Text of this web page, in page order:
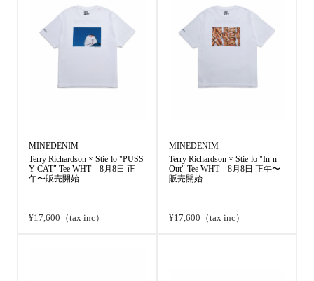
MINEDENIM
Terry Richardson × Stie-lo "PUSS
Y CAT" Tee WHT 8月8日 正
午〜販売開始
¥17,600（tax inc）
MINEDENIM
Terry Richardson × Stie-lo "In-n-
Out" Tee WHT 8月8日 正午〜
販売開始
¥17,600（tax inc）